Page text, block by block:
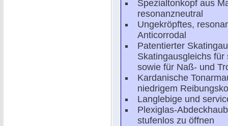
Spezialtonkopf aus
resonanzneutral
Ungekröpftes,
Anticorrodal
Patentierter
Skatingausgleichs
sowie für Naß- und
Kardanische
niedrigem
Langlebige und
Plexiglas-
stufenlos zu öffnen